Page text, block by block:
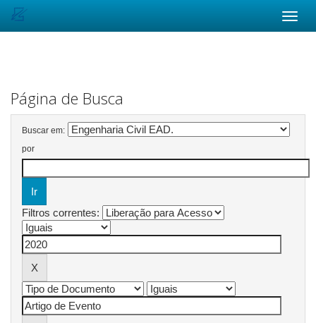
Página de Busca
Buscar em:
por
Filtros correntes: